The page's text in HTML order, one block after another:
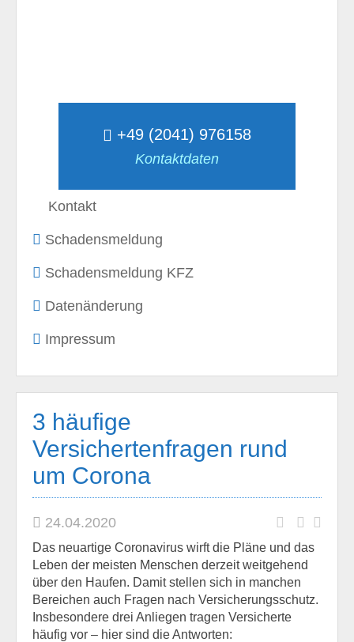
+49 (2041) 976158
Kontaktdaten
Kontakt
Schadensmeldung
Schadensmeldung KFZ
Datenänderung
Impressum
3 häufige
Versichertenfragen rund
um Corona
24.04.2020
Das neuartige Coronavirus wirft die Pläne und das
Leben der meisten Menschen derzeit weitgehend
über den Haufen. Damit stellen sich in manchen
Bereichen auch Fragen nach Versicherungsschutz.
Insbesondere drei Anliegen tragen Versicherte
häufig vor – hier sind die Antworten: